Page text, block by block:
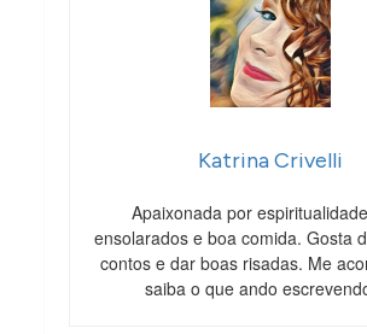
Katrina Crivelli
Apaixonada por
ensolarados e boa comida. Gosta
contos e dar boas risadas. Me
saiba o que ando